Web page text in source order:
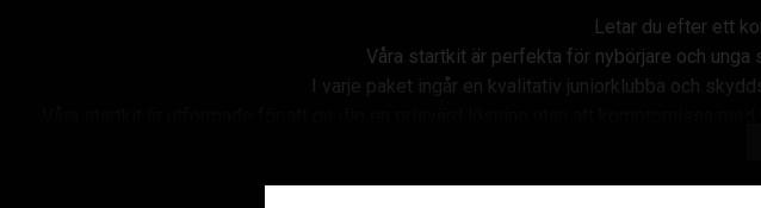
Letar du efter ett
Våra startkit är perfekta för nybörjare och
I varje paket ingår en kvalitativ juniorklubba och
på planen